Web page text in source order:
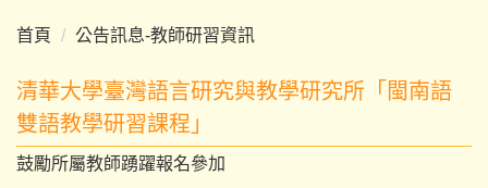
容
首頁 公告訊息-教師研習資訊
清華大學臺灣語言研究與教學研究所「閩南語
雙語教學研習課程」
鼓勵所屬教師踴躍報名參加